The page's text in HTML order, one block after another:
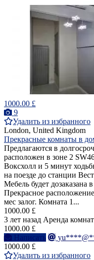
1000.00 £
9
Удалить из избранного
London, United Kingdom
Прекрасные комнаты в
Предлагаются в
расположен в зоне 2
Воксхолл и 5 минут
на поезде до станции
Мебель будет дозаказана
Прекрасное
мес залог. Комната 1...
1000.00 £
3 лет назад Аренда комнат
1000.00 £
Написать
1000.00 £
Удалить из избранного